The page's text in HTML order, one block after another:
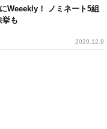
Weeekly！ ノミネート5組
挙も
2020.12.9